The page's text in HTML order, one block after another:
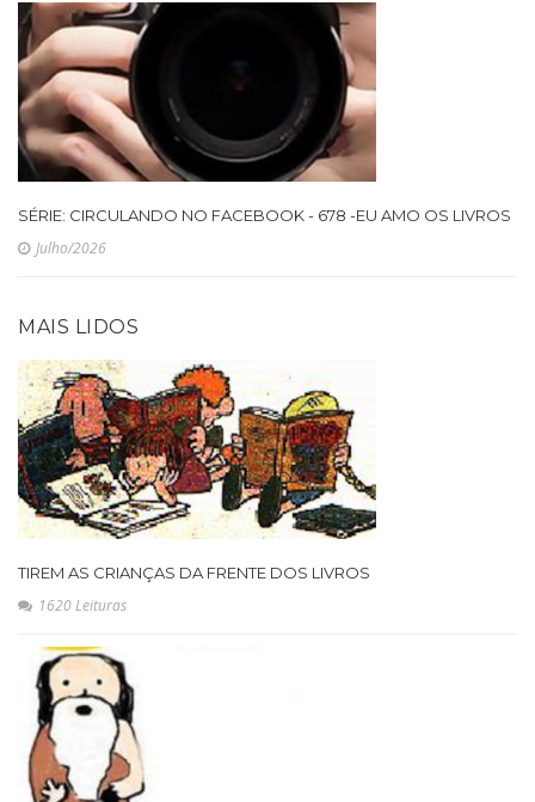
SÉRIE: CIRCULANDO NO FACEBOOK - 678 -EU AMO OS LIVROS
Julho/2026
MAIS LIDOS
TIREM AS CRIANÇAS DA FRENTE DOS LIVROS
1620 Leituras